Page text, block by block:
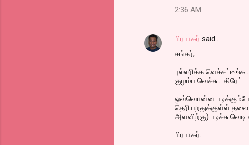
2:36 AM
பிரபாகர் said…
சங்கர்,
புல்லரிக்க
குழம்ப வெச்சு... கிரேட்.
ஒவ்வொன்ன
தெரியறதுக்குள்ள்
அளவிற்கு) படிச்சு வெடி
பிரபாகர்.